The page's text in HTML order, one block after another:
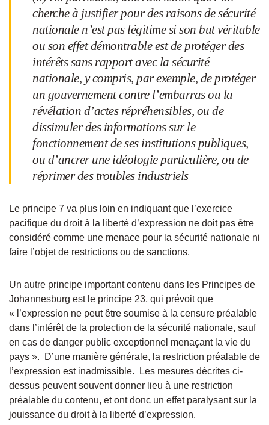
cherche à justifier pour des raisons de sécurité
nationale n’est pas légitime si son but véritable
ou son effet démontrable est de protéger des
intérêts sans rapport avec la sécurité
nationale, y compris, par exemple, de protéger
un gouvernement contre l’embarras ou la
révélation d’actes répréhensibles, ou de
dissimuler des informations sur le
fonctionnement de ses institutions publiques,
ou d’ancrer une idéologie particulière, ou de
réprimer des troubles industriels
Le principe 7 va plus loin en indiquant que l’exercice
pacifique du droit à la liberté d’expression ne doit pas être
considéré comme une menace pour la sécurité nationale ni
faire l’objet de restrictions ou de sanctions.
Un autre principe important contenu dans les Principes de
Johannesburg est le principe 23, qui prévoit que
« l’expression ne peut être soumise à la censure préalable
dans l’intérêt de la protection de la sécurité nationale, sauf
en cas de danger public exceptionnel menaçant la vie du
pays ». D’une manière générale, la restriction préalable de
l’expression est inadmissible. Les mesures décrites ci-
dessus peuvent souvent donner lieu à une restriction
préalable du contenu, et ont donc un effet paralysant sur la
jouissance du droit à la liberté d’expression.